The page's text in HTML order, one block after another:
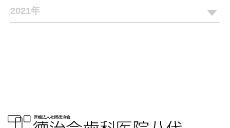
2021年